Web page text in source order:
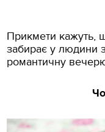
Прикмети кажуть,
забирає у людини
романтичну